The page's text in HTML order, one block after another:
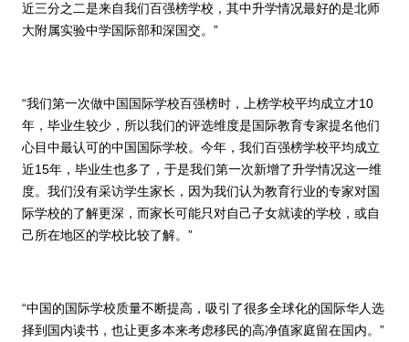
近三分之二是来自我们百强榜学校，其中升学情况最好的是北师
大附属实验中学国际部和深国交。”
“我们第一次做中国国际学校百强榜时，上榜学校平均成立才10
年，毕业生较少，所以我们的评选维度是国际教育专家提名他们
心目中最认可的中国国际学校。今年，我们百强榜学校平均成立
近15年，毕业生也多了，于是我们第一次新增了升学情况这一维
度。我们没有采访学生家长，因为我们认为教育行业的专家对国
际学校的了解更深，而家长可能只对自己子女就读的学校，或自
己所在地区的学校比较了解。”
“中国的国际学校质量不断提高，吸引了很多全球化的国际华人选
择到国内读书，也让更多本来考虑移民的高净值家庭留在国内。”